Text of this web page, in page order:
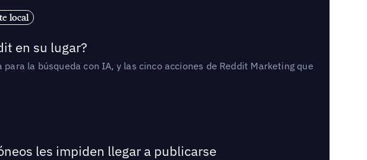
local
en su lugar?
la búsqueda con IA, y las cinco acciones de Reddit Marketing que
les impiden llegar a publicarse